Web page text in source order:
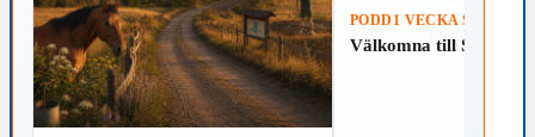
PODD 1 VECKA SEDAN
Välkomna till